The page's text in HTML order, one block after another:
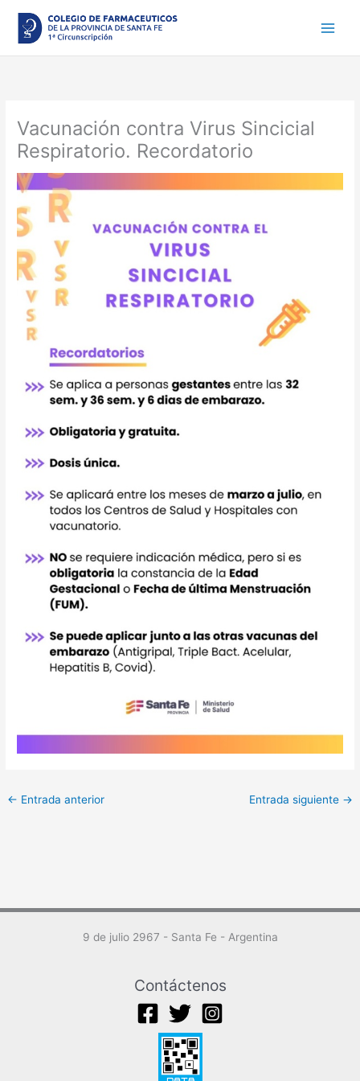
contenido
Vacunación contra Virus Sincicial
Respiratorio. Recordatorio
← Entrada anterior Entrada siguiente →
9 de julio 2967 - Santa Fe - Argentina
Contáctenos